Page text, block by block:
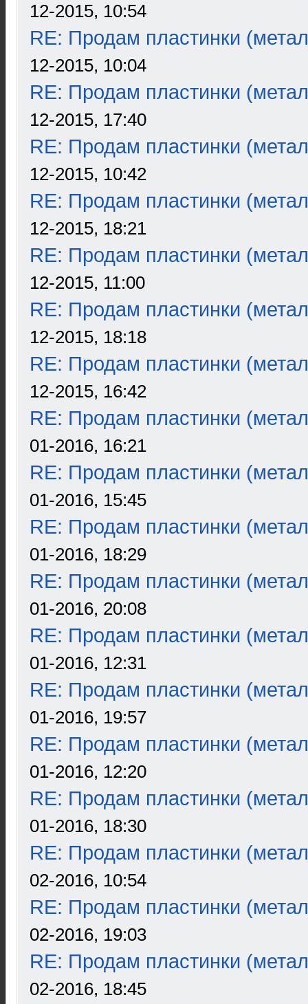
12-2015, 10:54
RE: Продам пластинки
12-2015, 10:04
RE: Продам пластинки
12-2015, 17:40
RE: Продам пластинки
12-2015, 10:42
RE: Продам пластинки
12-2015, 18:21
RE: Продам пластинки
12-2015, 11:00
RE: Продам пластинки
12-2015, 18:18
RE: Продам пластинки
12-2015, 16:42
RE: Продам пластинки
01-2016, 16:21
RE: Продам пластинки
01-2016, 15:45
RE: Продам пластинки
01-2016, 18:29
RE: Продам пластинки
01-2016, 20:08
RE: Продам пластинки
01-2016, 12:31
RE: Продам пластинки
01-2016, 19:57
RE: Продам пластинки
01-2016, 12:20
RE: Продам пластинки
01-2016, 18:30
RE: Продам пластинки
02-2016, 10:54
RE: Продам пластинки
02-2016, 19:03
RE: Продам пластинки
02-2016, 18:45